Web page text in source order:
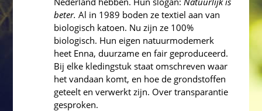
beter. Al in 1989 boden ze textiel aan van
biologisch katoen. Nu zijn ze 100%
biologisch. Hun eigen natuurmodemerk
heet Enna, duurzame en fair geproduceerd.
Bij elke kledingstuk staat omschreven waar
het vandaan komt, en hoe de grondstoffen
geteelt en verwerkt zijn. Over transparantie
gesproken.